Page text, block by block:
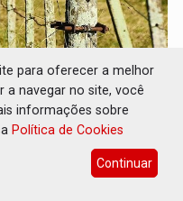
cobra
comunidade
para oferecer a melhor
a navegar no site, você
informações sobre
Política de Cookies
Continuar